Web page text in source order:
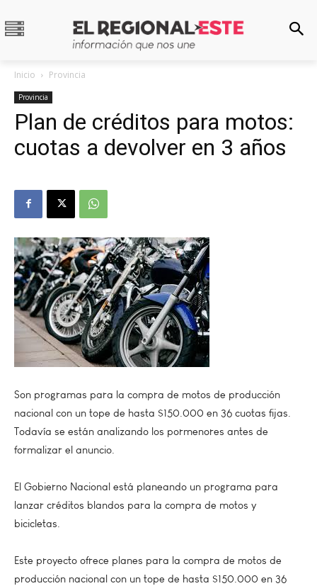
Inicio Provincia
Provincia
Plan de créditos para motos:
cuotas a devolver en 3 años
Son programas para la compra de motos de producción
nacional con un tope de hasta $150.000 en 36 cuotas fijas.
Todavía se están analizando los pormenores antes de
formalizar el anuncio.
El Gobierno Nacional está planeando un programa para
lanzar créditos blandos para la compra de motos y
bicicletas.
Este proyecto ofrece planes para la compra de motos de
producción nacional con un tope de hasta $150.000 en 36